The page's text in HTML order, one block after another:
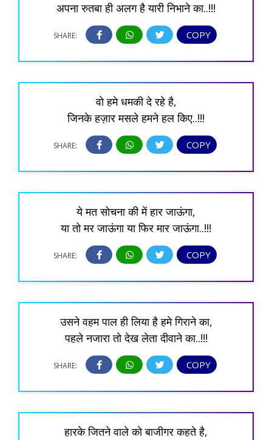
अपना रुतबा ही अलग है यारी निभाने का..!!!
SHARE: COPY
वो हमे धमकी दे रहे है,
जिनके हज़ार मसले हमने हल किए..!!!
SHARE: COPY
ये मत सोचना की में हार जाऊंगा,
या तो मर जाऊंगा या फिर मार जाऊंगा..!!!
SHARE: COPY
उसने वहम पाल ही लिया है हमे गिराने का,
पहले नजारा तो देख लेता दीवाने का..!!!
SHARE: COPY
हारके जितने वाले को बाजीगर कहते है,